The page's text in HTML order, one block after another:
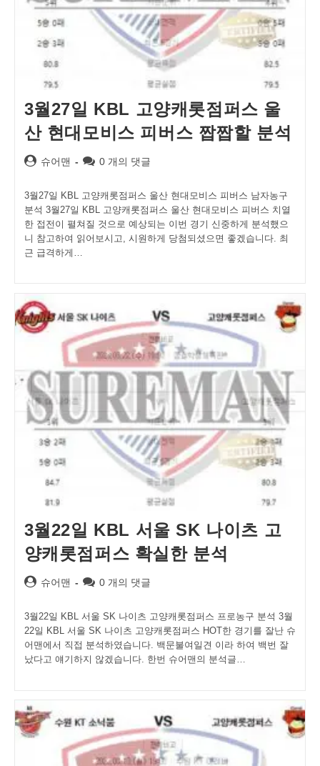
3월27일 KBL 고양캐롯점퍼스 울
산 현대모비스 피버스 짭짭할 분석
Post슈어맨
Post0 개의 댓글
3월27일 KBL 고양캐롯점퍼스 울산 현대모비스 피버스 남자농구
분석 3월27일 KBL 고양캐롯점퍼스 울산 현대모비스 피버스 치열
한 접전이 펼쳐질 것으로 예상되는 이번 경기 신중하게 분석했으
니 참고하여 읽어보시고, 시원하게 당첨되셨으면 좋겠습니다. 최
근 급격하게…
3월22일 KBL 서울 SK 나이츠 고
양캐롯점퍼스 확실한 분석
Post슈어맨
Post0 개의 댓글
3월22일 KBL 서울 SK 나이츠 고양캐롯점퍼스 프로농구 분석 3월
22일 KBL 서울 SK 나이츠 고양캐롯점퍼스 HOT한 경기를 잘난 슈
어맨에서 직접 분석하였습니다. 백문불여일견 이라 하여 백번 잘
났다고 얘기하지 않겠습니다. 한번 슈어맨의 분석글…